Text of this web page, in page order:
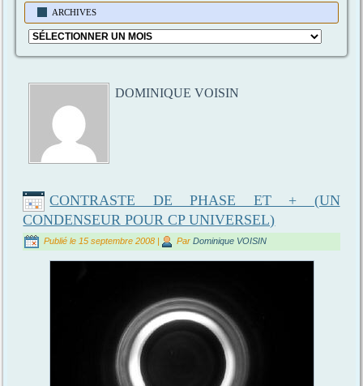
ARCHIVES
Archives
DOMINIQUE VOISIN
CONTRASTE DE PHASE ET + (UN
CONDENSEUR POUR CP UNIVERSEL)
Publié le 15 septembre 2008 Par Dominique VOISIN